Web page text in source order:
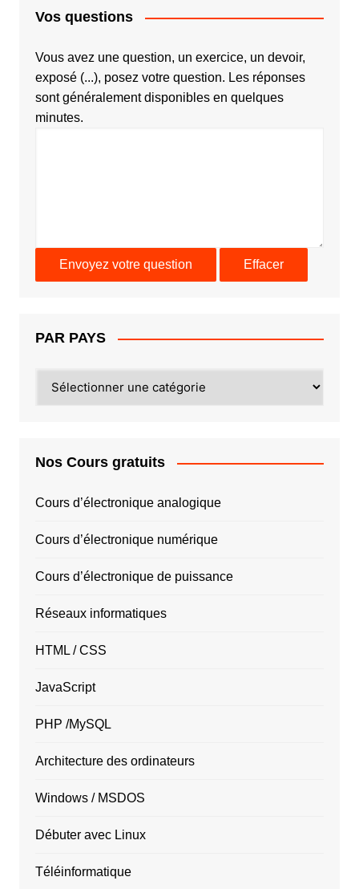
Vos questions
Vous avez une question, un exercice, un devoir,
exposé (...), posez votre question. Les réponses
sont généralement disponibles en quelques
minutes.
PAR PAYS
PAYS
Nos Cours gratuits
Cours d’électronique analogique
Cours d’électronique numérique
Cours d’électronique de puissance
Réseaux informatiques
HTML / CSS
JavaScript
PHP /MySQL
Architecture des ordinateurs
Windows / MSDOS
Débuter avec Linux
Téléinformatique